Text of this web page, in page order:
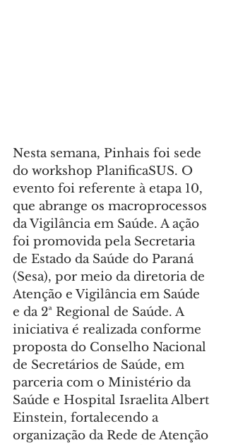
Nesta semana, Pinhais foi sede
do workshop PlanificaSUS. O
evento foi referente à etapa 10,
que abrange os macroprocessos
da Vigilância em Saúde. A ação
foi promovida pela Secretaria
de Estado da Saúde do Paraná
(Sesa), por meio da diretoria de
Atenção e Vigilância em Saúde
e da 2ª Regional de Saúde. A
iniciativa é realizada conforme
proposta do Conselho Nacional
de Secretários de Saúde, em
parceria com o Ministério da
Saúde e Hospital Israelita Albert
Einstein, fortalecendo a
organização da Rede de Atenção